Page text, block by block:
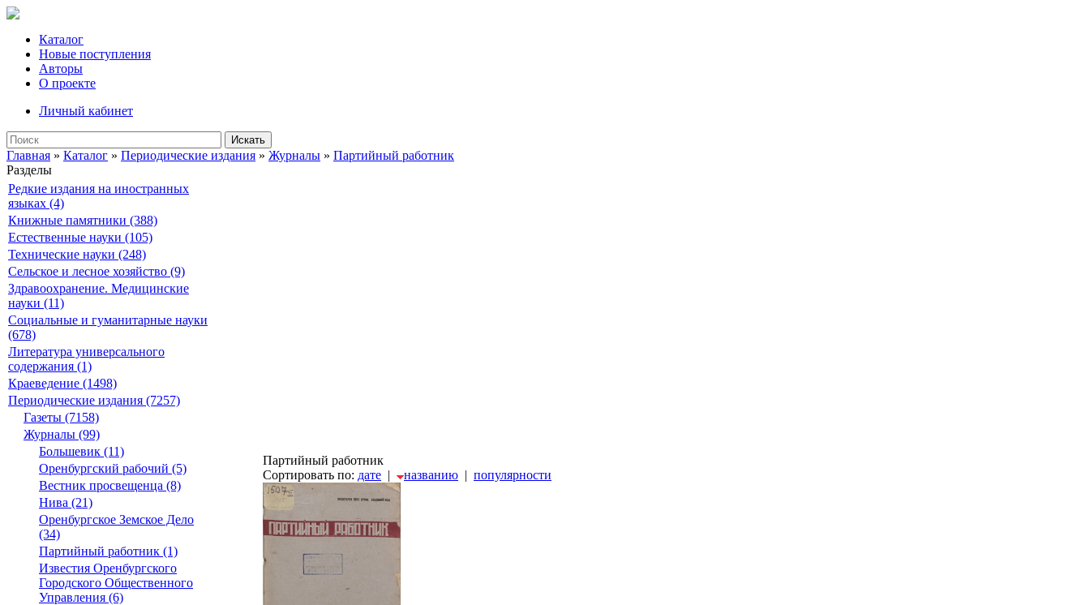
Каталог
Новые поступления
Авторы
О проекте
Личный кабинет
Искать
Главная » Каталог » Периодические издания » Журналы » Партийный работник
Разделы
Редкие издания на иностранных
языках (4)
Книжные памятники (388)
Естественные науки (105)
Технические науки (248)
Сельское и лесное хозяйство (9)
Здравоохранение. Медицинские
науки (11)
Социальные и гуманитарные науки
(678)
Литература универсального
содержания (1)
Краеведение (1498)
Периодические издания (7257)
Газеты (7158)
Журналы (99)
Большевик (11)
Оренбургский рабочий (5)
Вестник просвещенца (8)
Нива (21)
Оренбургское Земское Дело
(34)
Партийный работник (1)
Известия Оренбургского
Городского Общественного
Управления (6)
Партийный работник
Сортировать по: дате | названию | популярности